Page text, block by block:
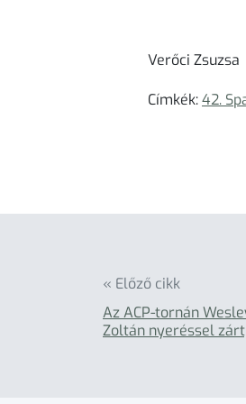
Verőci Zsuzsa
Címkék:42.
« Előző cikk
Az ACP-tornán
Zoltán nyeréssel